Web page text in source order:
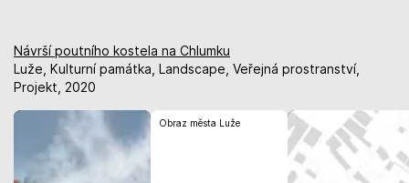
Návrší poutního kostela na Chlumku
Luže, Kulturní památka, Landscape, Veřejná prostranství,
Projekt, 2020
Obraz města Luže